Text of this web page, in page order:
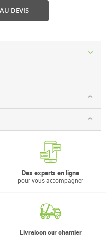
DEVIS
Des experts en ligne
pour vous accompagner
Livraison sur chantier